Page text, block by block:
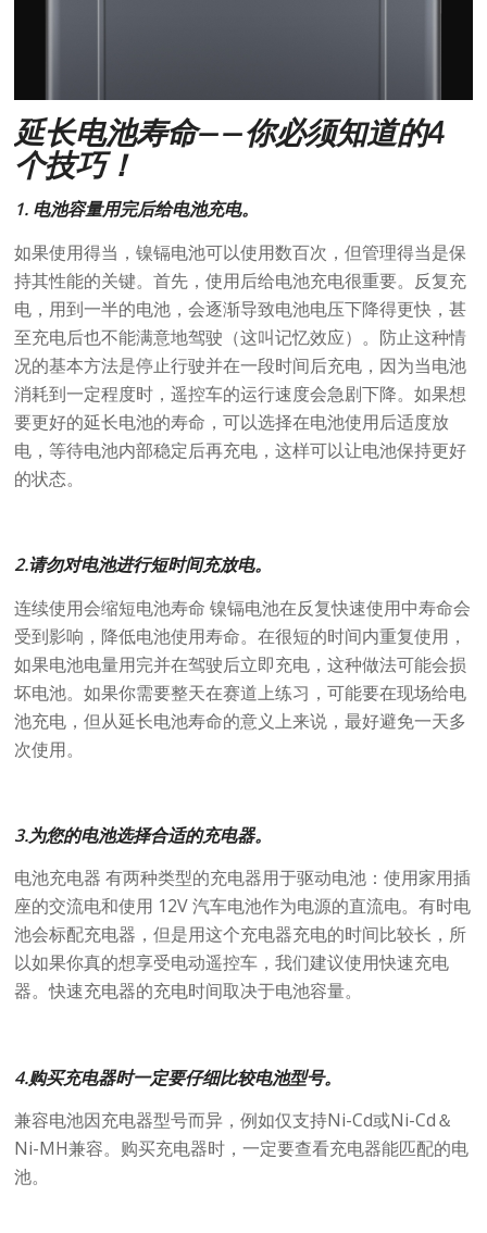
延长电池寿命——你必须知道的4
个技巧！
1. 电池容量用完后给电池充电。
如果使用得当，镍镉电池可以使用数百次，但管理得当是保
持其性能的关键。首先，使用后给电池充电很重要。反复充
电，用到一半的电池，会逐渐导致电池电压下降得更快，甚
至充电后也不能满意地驾驶（这叫记忆效应）。防止这种情
况的基本方法是停止行驶并在一段时间后充电，因为当电池
消耗到一定程度时，遥控车的运行速度会急剧下降。如果想
要更好的延长电池的寿命，可以选择在电池使用后适度放
电，等待电池内部稳定后再充电，这样可以让电池保持更好
的状态。
2.请勿对电池进行短时间充放电。
连续使用会缩短电池寿命 镍镉电池在反复快速使用中寿命会
受到影响，降低电池使用寿命。在很短的时间内重复使用，
如果电池电量用完并在驾驶后立即充电，这种做法可能会损
坏电池。如果你需要整天在赛道上练习，可能要在现场给电
池充电，但从延长电池寿命的意义上来说，最好避免一天多
次使用。
3.为您的电池选择合适的充电器。
电池充电器 有两种类型的充电器用于驱动电池：使用家用插
座的交流电和使用 12V 汽车电池作为电源的直流电。有时电
池会标配充电器，但是用这个充电器充电的时间比较长，所
以如果你真的想享受电动遥控车，我们建议使用快速充电
器。快速充电器的充电时间取决于电池容量。
4.购买充电器时一定要仔细比较电池型号。
兼容电池因充电器型号而异，例如仅支持Ni-Cd或Ni-Cd＆
Ni-MH兼容。购买充电器时，一定要查看充电器能匹配的电
池。